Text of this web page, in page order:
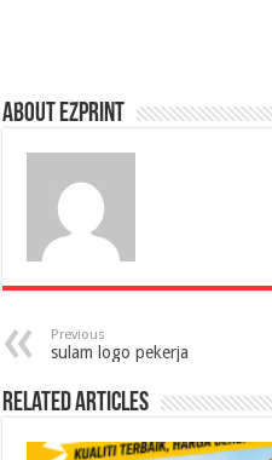
About Ezprint
Previous
sulam logo pekerja
Related Articles